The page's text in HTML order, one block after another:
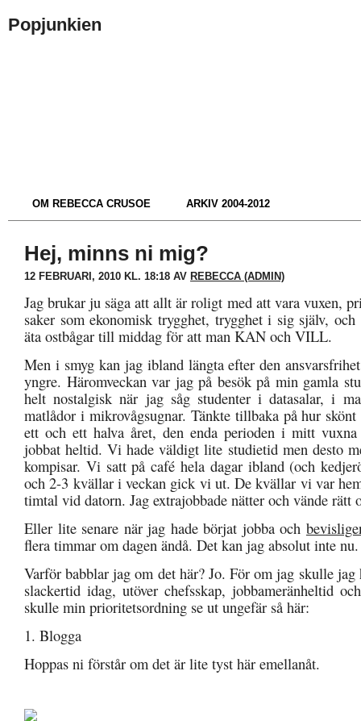
Popjunkien
OM REBECCA CRUSOE ARKIV 2004-2012
Hej, minns ni mig?
12 FEBRUARI, 2010 KL. 18:18 AV REBECCA (ADMIN)
Jag brukar ju säga att allt är roligt med att vara vuxen,
saker som ekonomisk trygghet, trygghet i sig själv,
äta ostbågar till middag för att man KAN och VILL.
Men i smyg kan jag ibland längta efter den
yngre. Häromveckan var jag på besök på min gamla
helt nostalgisk när jag såg studenter i datasalar, i
matlådor i mikrovågsugnar. Tänkte tillbaka på hur
ett och ett halva året, den enda perioden i mitt
jobbat heltid. Vi hade väldigt lite studietid men desto
kompisar. Vi satt på café hela dagar ibland (och
och 2-3 kvällar i veckan gick vi ut. De kvällar vi var
timtal vid datorn. Jag extrajobbade nätter och vände rätt
Eller lite senare när jag hade börjat jobba och
flera timmar om dagen ändå. Det kan jag absolut inte nu.
Varför babblar jag om det här? Jo. För om jag skulle jag
slackertid idag, utöver chefsskap, jobbameränheltid
skulle min prioritetsordning se ut ungefär så här:
1. Blogga
Hoppas ni förstår om det är lite tyst här emellanåt.